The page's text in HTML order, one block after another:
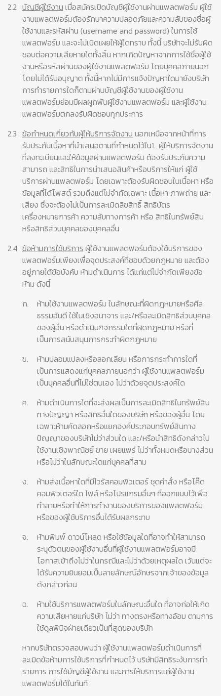
2.2 บัญชีผู้ใช้งาน เมื่อสมัครเปิดบัญชีผู้ใช้งานผ่านแพลตฟอร์ม ผู้ใช้
งานแพลตฟอร์มต้องรักษาความปลอดภัยและความลับของชื่อผู้
ใช้งานและรหัสผ่าน (username and password) ในการใช้
แพลตฟอร์ม และจะไม่เปิดเผยให้ผู้ใดทราบ ทั้งนี้ บริษัทจะไม่รับผิด
ชอบต่อความเสียหายใดทั้งสิ้น หากเกิดปัญหาจากการใช้ชื่อผู้ใช้
งานหรือรหัสผ่านของผู้ใช้งานแพลตฟอร์ม โดยบุคคลภายนอก
โดยไม่ได้รับอนุญาต ทั้งนี้หากไม่มีการแจ้งปัญหาใดมายังบริษัท
การทำรายการใดก็ตามผ่านบัญชีผู้ใช้งานของผู้ใช้งาน
แพลตฟอร์มย่อมมีผลผูกพันผู้ใช้งานแพลตฟอร์ม และผู้ใช้งาน
แพลตฟอร์มตกลงรับผิดชอบทุกประการ
2.3 ข้อกำหนดเกี่ยวกับผู้ให้บริการจัดงาน นอกเหนือจากหน้าที่การ
รับประกันเนื้อหาที่นำเสนอตามที่กำหนดไว้ใน1.. ผู้ให้บริการจัดงาน
ที่ลงทะเบียนและให้ข้อมูลผ่านแพลตฟอร์ม ต้องรับประกันความ
สามารถ และสิทธิในการนำเสนอสินค้าหรือบริการให้แก่ ผู้ใช้
บริการผ่านแพลตฟอร์ม โดยเฉพาะต้องรับผิดชอบในเนื้อหา หรือ
ข้อมูลที่ได้โพสต์ รวมถึงแต่ไม่จำกัดเฉพาะ เนื้อหา ภาพถ่าย และ
เสียง ซึ่งจะต้องไม่เป็นการละเมิดลิขสิทธิ์ สิทธิบัตร
เครื่องหมายการค้า ความลับทางการค้า หรือ สิทธิในทรัพย์สิน
หรือสิทธิส่วนบุคคลของบุคคลอื่น
2.4 ข้อห้ามการใช้บริการ ผู้ใช้งานแพลตฟอร์มต้องใช้บริการของ
แพลตฟอร์มเพียงเพื่อจุดประสงค์ที่ชอบด้วยกฎหมาย และต้อง
อยู่ภายใต้ข้อบังคับ ห้ามดำเนินการ ได้แก่แต่ไม่จำกัดเพียงข้อ
ห้าม ดังนี้
ก.
ห้ามใช้งานแพลตฟอร์ม ในลักษณะที่ผิดกฎหมายหรือศีล
ธรรมอันดี ใช้ในเชิงอนาจาร และ/หรือละเมิดสิทธิส่วนบุคคล
ของผู้อื่น หรือดำเนินกิจกรรมใดที่ผิดกฎหมาย หรือที่
เป็นการสนับสนุนการกระทำผิดกฎหมาย
ข.
ห้ามปลอมแปลงหรือลอกเลียน หรือการกระทำการใดที่
เป็นการแสดงแก่บุคคลภายนอกว่า ผู้ใช้งานแพลตฟอร์ม
เป็นบุคคลอื่นที่ไม่ใช่ตนเอง ไม่ว่าด้วยจุดประสงค์ใด
ค.
ห้ามดำเนินการใดที่จะส่งผลเป็นการละเมิดสิทธิในทรัพย์สิน
ทางปัญญา หรือสิทธิอื่นใดของบริษัท หรือของผู้อื่น โดย
เฉพาะห้ามคัดลอกหรือแยกองค์ประกอบทรัพย์สินทาง
ปัญญาของบริษัทไม่ว่าส่วนใด และ/หรือนำสิทธิดังกล่าวไป
ใช้งานเชิงพาณิชย์ ขาย เผยแพร่ ไม่ว่าทั้งหมดหรือบางส่วน
หรือไม่ว่าในลักษณะใดแก่บุคคลที่สาม
ง.
ห้ามส่งเนื้อหาใดที่มีไวรัสคอมพิวเตอร์ ชุดคำสั่ง หรือโค๊ด
คอมพิวเตอร์ใด ไฟล์ หรือโปรแกรมอื่นๆ ที่ออกแบบไว้เพื่อ
ทำลายหรือทำให้การทำงานของบริการของแพลตฟอร์ม
หรือของผู้ใช้บริการอื่นได้รับผลกระทบ
จ.
ห้ามพิมพ์ ดาวน์โหลด หรือใช้ข้อมูลใดที่อาจทำให้สามารถ
ระบุตัวตนของผู้ใช้งานอื่นที่ผู้ใช้งานแพลตฟอร์มอาจมี
โอกาสเข้าถึงไม่ว่าในกรณีและไม่ว่าด้วยเหตุผลใด เว้นแต่จะ
ได้รับความยินยอมเป็นลายลักษณ์อักษรจากเจ้าของข้อมูล
ดังกล่าวก่อน
ฉ.
ห้ามใช้บริการแพลตฟอร์มในลักษณะอื่นใด ที่อาจก่อให้เกิด
ความเสียหายแก่บริษัท ไม่ว่า ทางตรงหรือทางอ้อม ตามการ
ใช้ดุลพินิจฝ่ายเดียวเป็นที่สุดของบริษัท
หากบริษัทตรวจสอบพบว่า ผู้ใช้งานแพลตฟอร์มดำเนินการที่
ละเมิดข้อห้ามการใช้บริการที่กำหนดไว้ บริษัทมีสิทธิระงับการทำ
รายการ การใช้บัญชีผู้ใช้งาน และการให้บริการแก่ผู้ใช้งาน
แพลตฟอร์มได้ในทันที